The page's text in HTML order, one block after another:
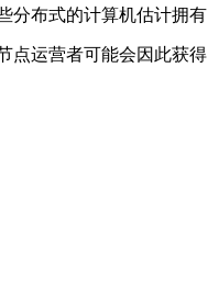
分布式的计算机估计拥有
点运营者可能会因此获得